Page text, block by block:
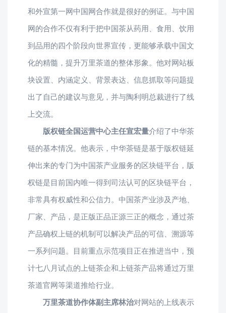
和外宣第一网中国网合作就是很好的例证。与中国
网的合作不仅有利于把中国茶从药用、食用、饮用
到品用的四个阶段向世界宣传，更能够承载中国文
化的精髓，提升万里茶道的整体形象。他对网站板
块设置、内涵定义、背景表达、信息抓取等问题提
出了自己的建议与意见，并与陶利明总裁进行了线
上交流。
版权链全国运营中心主任宣宏量介绍了中华茶
链的基本情况。他表示，中华茶链是基于版权链延
伸出来的专门为中国茶产业服务的区块链平台，版
权链是目前国内唯一得到司法认可的区块链平台，
非常具有权威性和公信力。中国茶产业涉及产地、
厂家、产品，是正版正品正源三正的概念，通过茶
产品确权上链的机制可以解决产品的可信、溯源等
一系列问题。目前重点示范项目正在推进当中，预
计七八月试点的上链茶企和上链茶产品将通过万里
茶道官网等渠道推给行业。
万里茶道协作体副主席林治对网站的上线表示